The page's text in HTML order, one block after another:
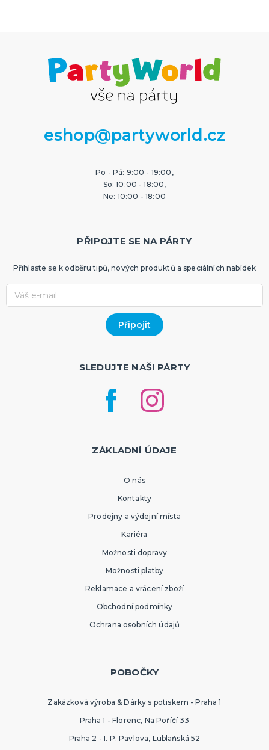
eshop@partyworld.cz
Po - Pá: 9:00 - 19:00,
So: 10:00 - 18:00,
Ne: 10:00 - 18:00
PŘIPOJTE SE NA PÁRTY
Přihlaste se k odběru tipů, nových produktů a speciálních nabídek
SLEDUJTE NAŠI PÁRTY
ZÁKLADNÍ ÚDAJE
O nás
Kontakty
Prodejny a výdejní místa
Kariéra
Možnosti dopravy
Možnosti platby
Reklamace a vrácení zboží
Obchodní podmínky
Ochrana osobních údajů
POBOČKY
Zakázková výroba & Dárky s potiskem - Praha 1
Praha 1 - Florenc, Na Poříčí 33
Praha 2 - I. P. Pavlova, Lublaňská 52